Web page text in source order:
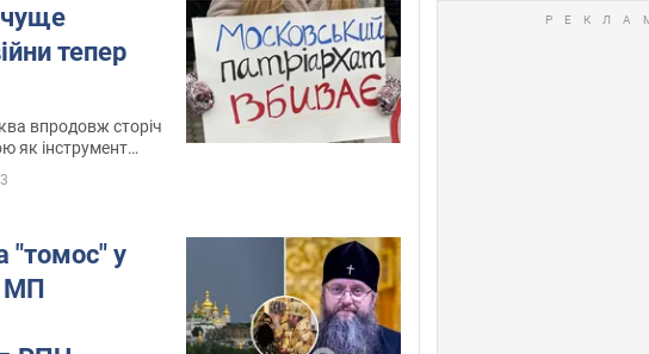
тепер
впродовж сторіч
як інструмент
"томос" у
МП